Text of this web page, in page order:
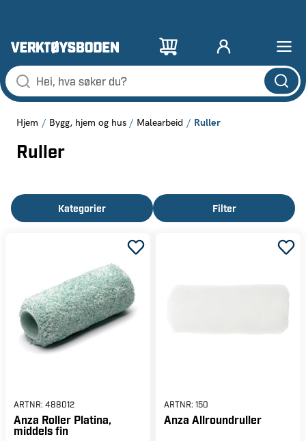
Hjem Bygg, hjem og hus Malearbeid Ruller
Ruller
Kategorier Filter
ARTNR: 488012
Anza Roller Platina,
middels fin
ARTNR: 150
Anza Allroundruller